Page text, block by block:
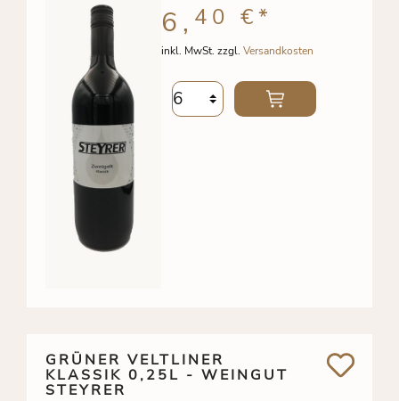
inkl. MwSt. zzgl. Versandkosten
6, 40 €*
GRÜNER VELTLINER
KLASSIK 0,25L - WEINGUT
STEYRER